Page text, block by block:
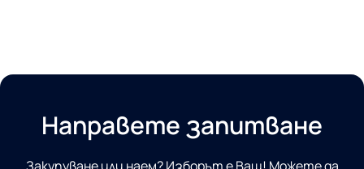
Направете запитване